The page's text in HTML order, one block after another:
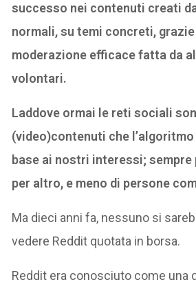
successo nei contenuti creati
normali, su temi concreti, grazie
moderazione efficace fatta da
volontari.
Laddove ormai le reti sociali
(video)contenuti che
base ai nostri interessi; sempre
per altro, e meno di persone
Ma dieci anni fa, nessuno si
vedere Reddit quotata in borsa.
Reddit era conosciuto come una